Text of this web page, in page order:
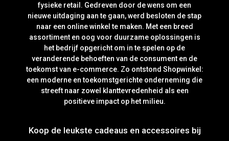
fysieke retail. Gedreven door de wens om een
nieuwe uitdaging aan te gaan, werd besloten de stap
naar een online winkel te maken. Met een breed
assortiment en oog voor duurzame oplossingen is
het bedrijf opgericht om in te spelen op de
veranderende behoeften van de consument en de
toekomst van e-commerce. Zo ontstond Shopwinkel:
een moderne en toekomstgerichte onderneming die
streeft naar zowel klanttevredenheid als een
positieve impact op het milieu.
Koop de leukste cadeaus en accessoires bij